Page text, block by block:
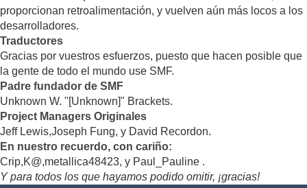
proporcionan retroalimentación, y vuelven aún más locos a los
desarrolladores.
Traductores
Gracias por vuestros esfuerzos, puesto que hacen posible que
la gente de todo el mundo use SMF.
Padre fundador de SMF
Unknown W. "[Unknown]" Brackets.
Project Managers Originales
Jeff Lewis,Joseph Fung, y David Recordon.
En nuestro recuerdo, con cariño:
Crip,K@,metallica48423, y Paul_Pauline .
Y para todos los que hayamos podido omitir, ¡gracias!